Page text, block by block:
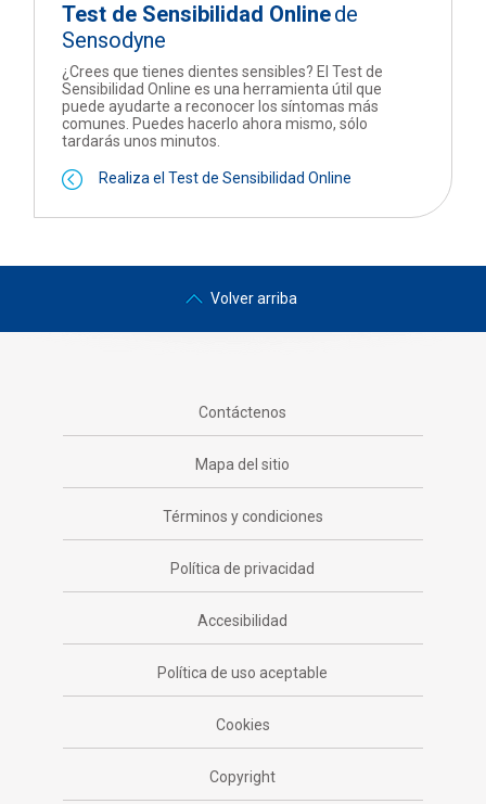
Test de Sensibilidad Onlinede
Sensodyne
¿Crees que tienes dientes sensibles? El Test de
Sensibilidad Online es una herramienta útil que
puede ayudarte a reconocer los síntomas más
comunes. Puedes hacerlo ahora mismo, sólo
tardarás unos minutos.
Realiza el Test de Sensibilidad Online
Volver arriba
Contáctenos
Mapa del sitio
Términos y condiciones
Política de privacidad
Accesibilidad
Política de uso aceptable
Cookies
Copyright